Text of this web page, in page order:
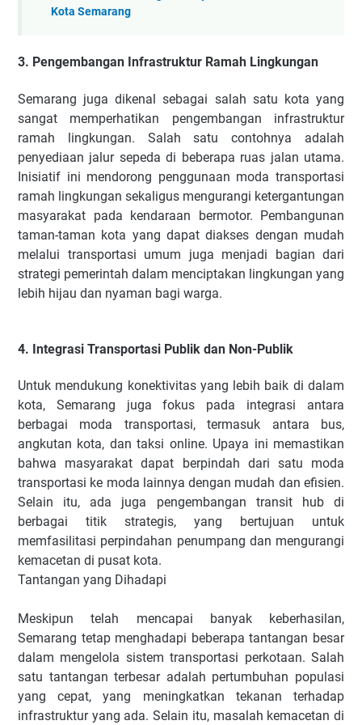
Kota Semarang
3. Pengembangan Infrastruktur Ramah Lingkungan
Semarang juga dikenal sebagai salah satu kota yang
sangat memperhatikan pengembangan infrastruktur
ramah lingkungan. Salah satu contohnya adalah
penyediaan jalur sepeda di beberapa ruas jalan utama.
Inisiatif ini mendorong penggunaan moda transportasi
ramah lingkungan sekaligus mengurangi ketergantungan
masyarakat pada kendaraan bermotor. Pembangunan
taman-taman kota yang dapat diakses dengan mudah
melalui transportasi umum juga menjadi bagian dari
strategi pemerintah dalam menciptakan lingkungan yang
lebih hijau dan nyaman bagi warga.
4. Integrasi Transportasi Publik dan Non-Publik
Untuk mendukung konektivitas yang lebih baik di dalam
kota, Semarang juga fokus pada integrasi antara
berbagai moda transportasi, termasuk antara bus,
angkutan kota, dan taksi online. Upaya ini memastikan
bahwa masyarakat dapat berpindah dari satu moda
transportasi ke moda lainnya dengan mudah dan efisien.
Selain itu, ada juga pengembangan transit hub di
berbagai titik strategis, yang bertujuan untuk
memfasilitasi perpindahan penumpang dan mengurangi
kemacetan di pusat kota.
Tantangan yang Dihadapi
Meskipun telah mencapai banyak keberhasilan,
Semarang tetap menghadapi beberapa tantangan besar
dalam mengelola sistem transportasi perkotaan. Salah
satu tantangan terbesar adalah pertumbuhan populasi
yang cepat, yang meningkatkan tekanan terhadap
infrastruktur yang ada. Selain itu, masalah kemacetan di